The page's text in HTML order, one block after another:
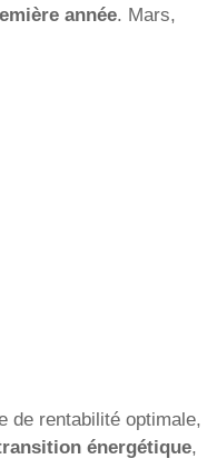
année. Mars,
de rentabilité optimale,
énergétique,